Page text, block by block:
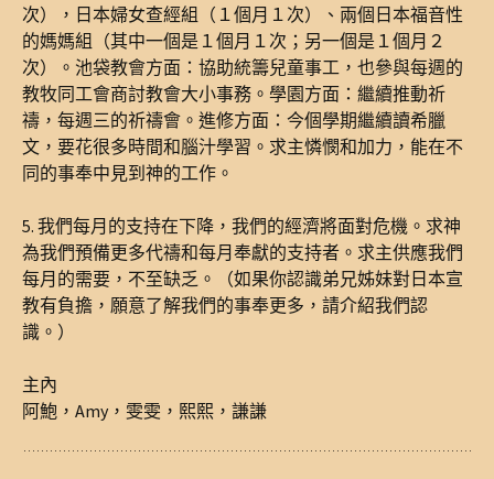
次），日本婦女查經組（１個月１次）、兩個日本福音性
的媽媽組（其中一個是１個月１次；另一個是１個月２
次）。池袋教會方面：協助統籌兒童事工，也參與每週的
教牧同工會商討教會大小事務。學園方面：繼續推動祈
禱，每週三的祈禱會。進修方面：今個學期繼續讀希臘
文，要花很多時間和腦汁學習。求主憐憫和加力，能在不
同的事奉中見到神的工作。
5. 我們每月的支持在下降，我們的經濟將面對危機。求神
為我們預備更多代禱和每月奉獻的支持者。求主供應我們
每月的需要，不至缺乏。（如果你認識弟兄姊妹對日本宣
教有負擔，願意了解我們的事奉更多，請介紹我們認
識。）
主內
阿鮑，Amy，雯雯，熙熙，謙謙